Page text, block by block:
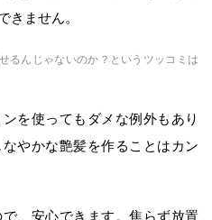
ません。
るんじゃないのか？というツッコミは
を使ってもダメな例外もあり
やかな艶髪を作ることはカン
、安心できます。焦らず放置